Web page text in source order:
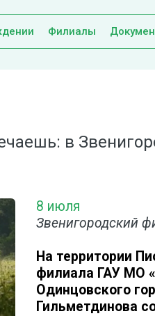
Филиалы
в
8 июля
Звенигородский
На территории
филиала ГАУ МО
Одинцовского
Гильметдинова